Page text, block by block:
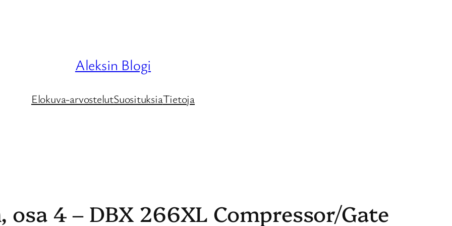
Aleksin Blogi
Elokuva-arvostelutSuosituksiaTietoja
4 – DBX 266XL Compressor/Gate